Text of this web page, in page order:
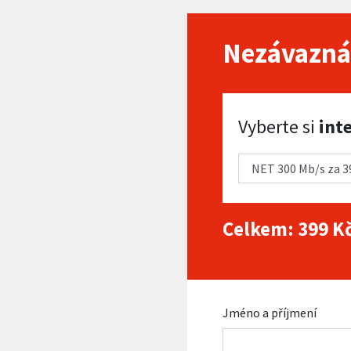
Vyberte si internet
Vyberte si
Celkem: 399
Jméno a příjmení